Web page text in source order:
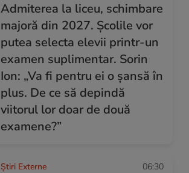
Admiterea la liceu, schimbare
majoră din 2027. Școlile vor
putea selecta elevii printr-un
examen suplimentar. Sorin
Ion: „Va fi pentru ei o șansă în
plus. De ce să depindă
viitorul lor doar de două
examene?”
Știri Externe 06:30